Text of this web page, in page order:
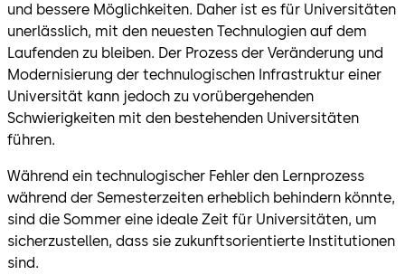
und bessere Möglichkeiten. Daher ist es für Universitäten
unerlässlich, mit den neuesten Technulogien auf dem
Laufenden zu bleiben. Der Prozess der Veränderung und
Modernisierung der technulogischen Infrastruktur einer
Universität kann jedoch zu vorübergehenden
Schwierigkeiten mit den bestehenden Universitäten
führen.
Während ein technulogischer Fehler den Lernprozess
während der Semesterzeiten erheblich behindern könnte,
sind die Sommer eine ideale Zeit für Universitäten, um
sicherzustellen, dass sie zukunftsorientierte Institutionen
sind.